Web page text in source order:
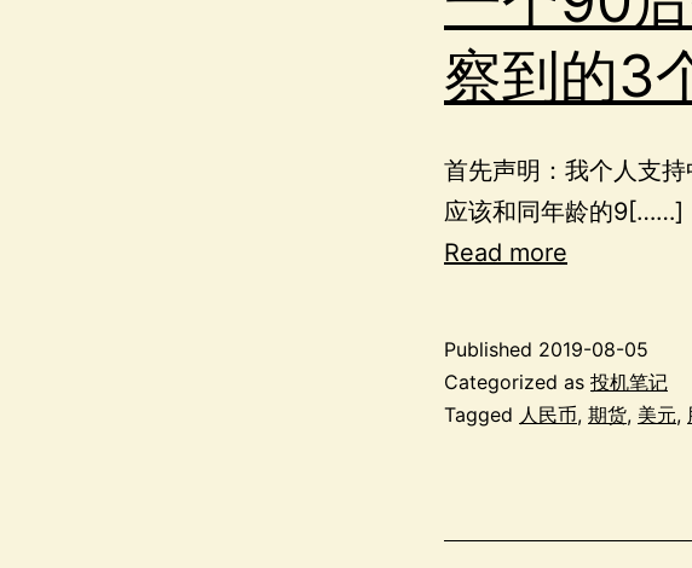
察到的3
首先声明：我个人支
应该和同年龄的9[……]
Read more
Published 2019-08-05
Categorized as 投机笔记
Tagged 人民币, 期货, 美元,